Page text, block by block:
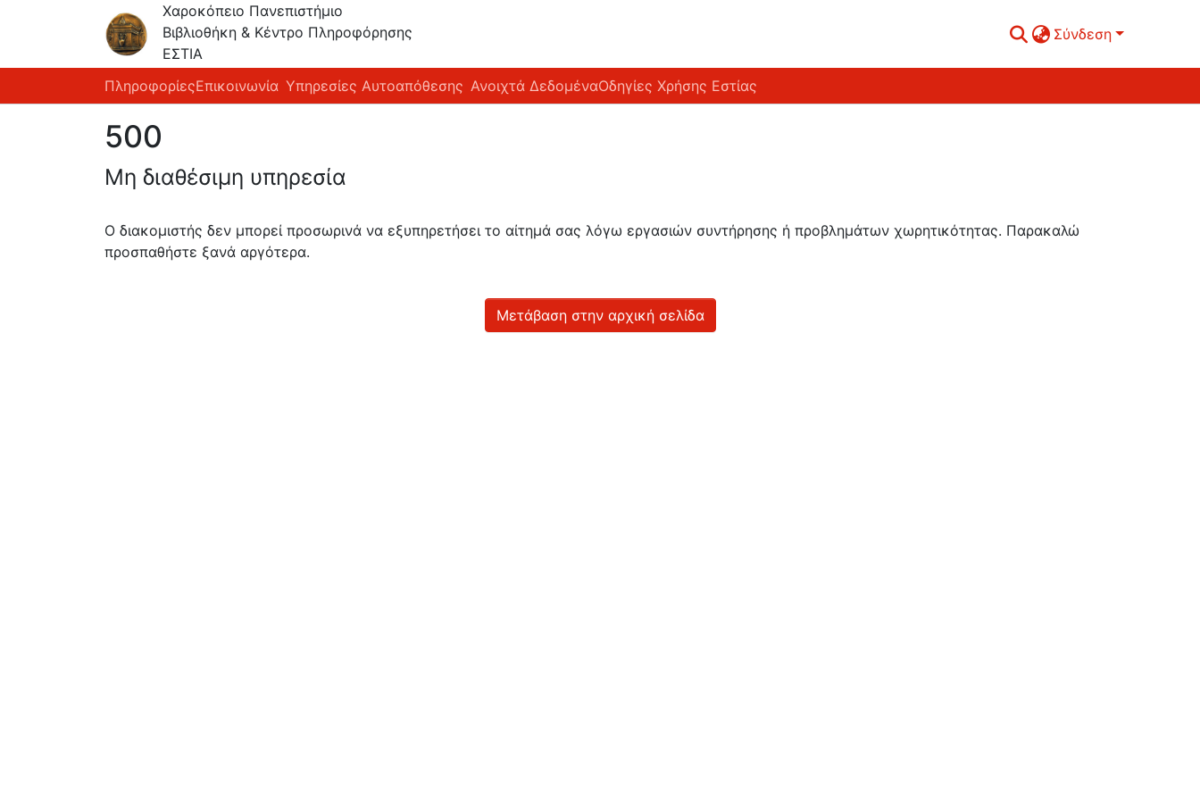
Χαροκόπειο Πανεπιστήμιο
Βιβλιοθήκη & Κέντρο Πληροφόρησης
ΕΣΤΙΑ
Σύνδεση
ΠληροφορίεςΕπικοινωνία Υπηρεσίες Αυτοαπόθεσης Ανοιχτά ΔεδομέναΟδηγίες Χρήσης Εστίας
500
Μη διαθέσιμη υπηρεσία
Ο διακομιστής δεν μπορεί προσωρινά να εξυπηρετήσει το αίτημά σας λόγω εργασιών συντήρησης ή προβλημάτων χωρητικότητας. Παρακαλώ
προσπαθήστε ξανά αργότερα.
Μετάβαση στην αρχική σελίδα